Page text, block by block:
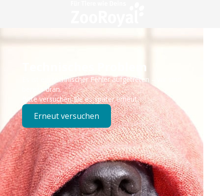
Technisches Problem
Es ist ein technischer Fehler aufgetreten – wir sind
bereits dran.
Bitte versuchen Sie es später erneut.
Erneut versuchen